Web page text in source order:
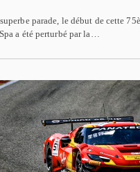
parade, le début de cette
a été perturbé par la…